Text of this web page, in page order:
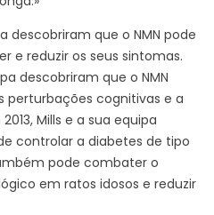
descobriram que o NMN pode
e reduzir os seus sintomas.
descobriram que o NMN
cognitivas e a
Mills e a sua equipa
controlar a diabetes de tipo
pode combater o
em ratos idosos e reduzir